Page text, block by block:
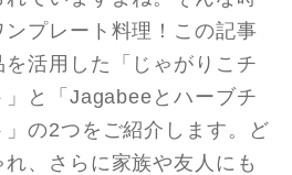
プレート料理！この記事
活用した「じゃがりこチ
と「Jagabeeとハーブチ
の2つをご紹介します。ど
、さらに家族や友人にも